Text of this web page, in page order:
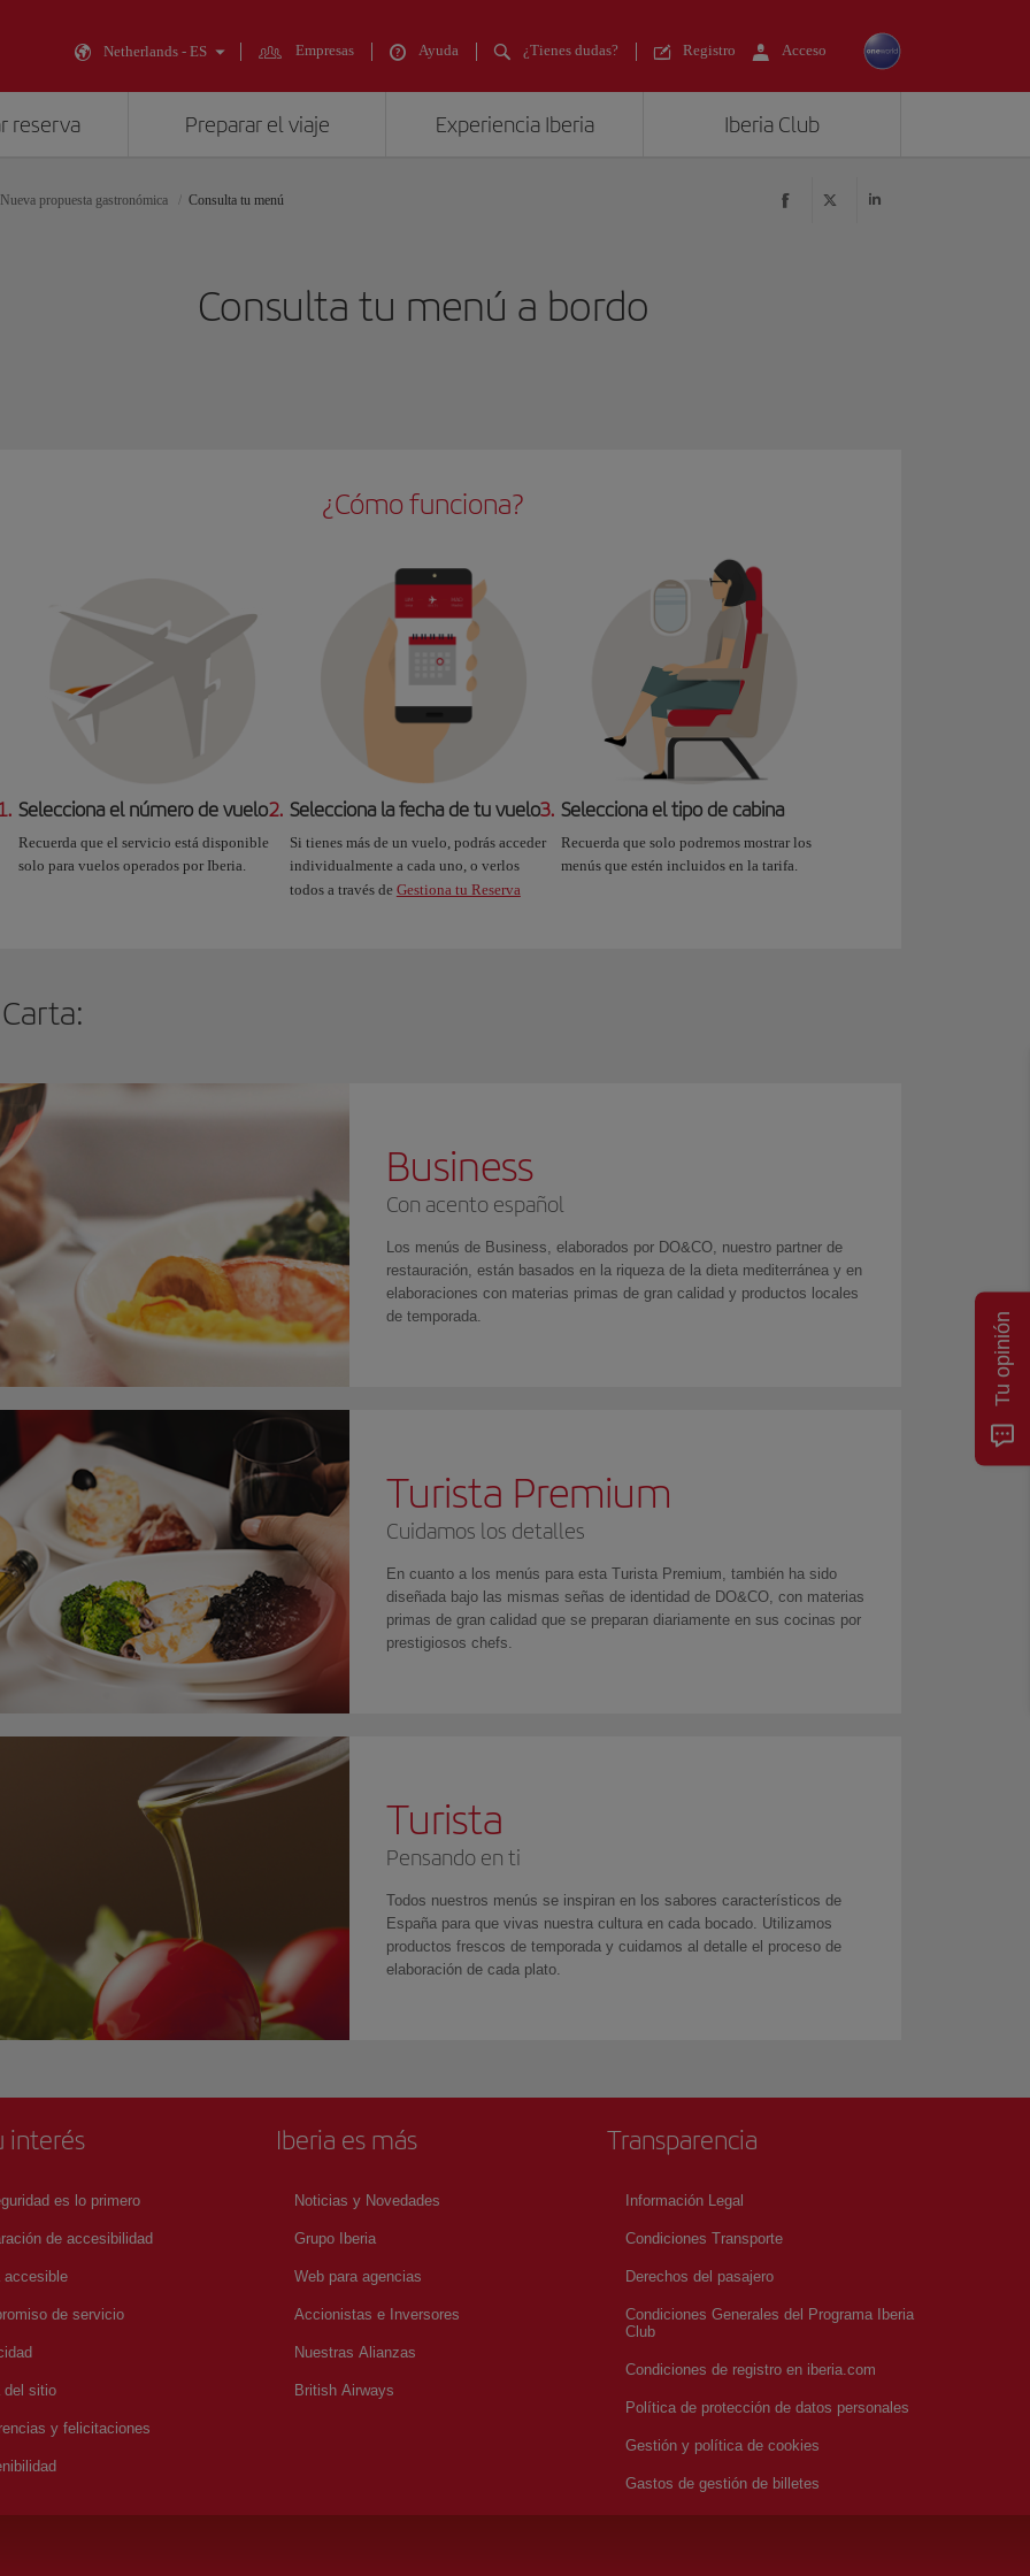
Netherlands - ES Empresas Ayuda ¿Tienes dudas? Registro Acceso
reserva Preparar el viaje Experiencia Iberia Iberia Club
Nueva propuesta gastronómica Consulta tu menú
Consulta tu menú a bordo
¿Cómo funciona?
Selecciona el número de vuelo
Recuerda que el servicio está disponible
solo para vuelos operados por Iberia.
2. Selecciona la fecha de tu vuelo
Si tienes más de un vuelo, podrás acceder
individualmente a cada uno, o verlos
todos a través de Gestiona tu Reserva
3. Selecciona el tipo de cabina
Recuerda que solo podremos mostrar los
menús que estén incluidos en la tarifa.
Business
Con acento español
Los menús de Business, elaborados por DO&CO, nuestro partner de
restauración, están basados en la riqueza de la dieta mediterránea y en
elaboraciones con materias primas de gran calidad y productos locales
de temporada.
Turista Premium
Cuidamos los detalles
En cuanto a los menús para esta Turista Premium, también ha sido
diseñada bajo las mismas señas de identidad de DO&CO, con materias
primas de gran calidad que se preparan diariamente en sus cocinas por
prestigiosos chefs.
Turista
Pensando en ti
Todos nuestros menús se inspiran en los sabores característicos de
España para que vivas nuestra cultura en cada bocado. Utilizamos
productos frescos de temporada y cuidamos al detalle el proceso de
elaboración de cada plato.
interés
es lo primero
de accesibilidad
accesible
de servicio
del sitio
y felicitaciones
Iberia es más
Noticias y Novedades
Grupo Iberia
Web para agencias
Accionistas e Inversores
Nuestras Alianzas
British Airways
Transparencia
Información Legal
Condiciones Transporte
Derechos del pasajero
Condiciones Generales del Programa Iberia
Club
Condiciones de registro en iberia.com
Política de protección de datos personales
Gestión y política de cookies
Gastos de gestión de billetes
Tu opinión